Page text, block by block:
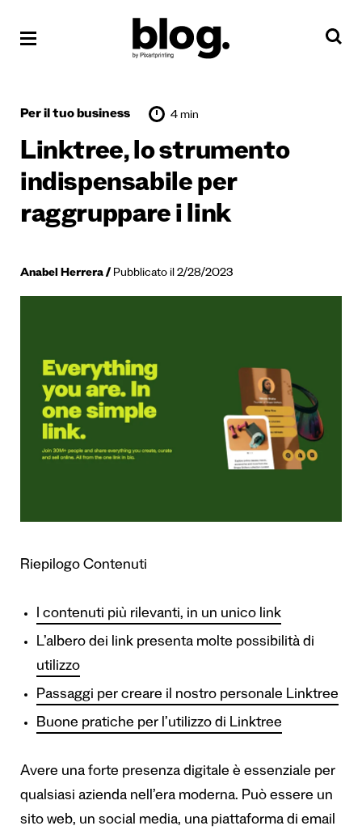
Per il tuo business 4 min
Linktree, lo strumento
indispensabile per
raggruppare i link
Anabel Herrera Pubblicato il 2/28/2023
Riepilogo Contenuti
I contenuti più rilevanti, in un unico link
L’albero dei link presenta molte possibilità di
utilizzo
Passaggi per creare il nostro personale Linktree
Buone pratiche per l’utilizzo di Linktree
Avere una forte presenza digitale è essenziale per
qualsiasi azienda nell’era moderna. Può essere un
sito web, un social media, una piattaforma di email